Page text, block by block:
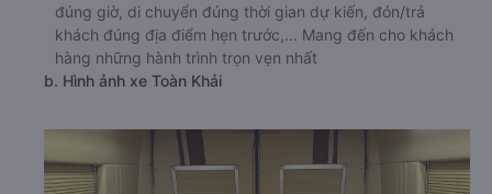
đúng giờ, di chuyển đúng thời gian dự kiến, đón/trả
khách đúng địa điểm hẹn trước,... Mang đến cho khách
hàng những hành trình trọn vẹn nhất
b. Hình ảnh xe Toàn Khải